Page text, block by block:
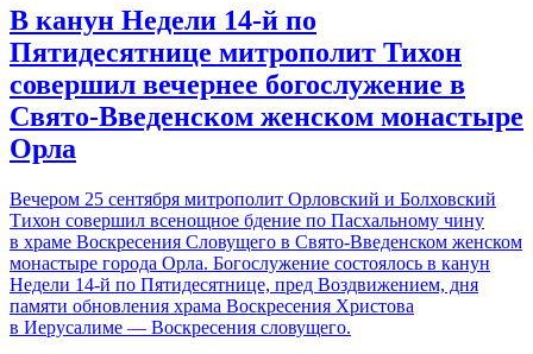
В канун Недели 14-й по
Пятидесятнице митрополит Тихон
совершил вечернее богослужение в
Свято-Введенском женском монастыре
Орла
Вечером 25 сентября митрополит Орловский и Болховский
Тихон совершил всенощное бдение по Пасхальному чину
в храме Воскресения Словущего в Свято-Введенском женском
монастыре города Орла. Богослужение состоялось в канун
Недели 14-й по Пятидесятнице, пред Воздвижением, дня
памяти обновления храма Воскресения Христова
в Иерусалиме — Воскресения словущего.